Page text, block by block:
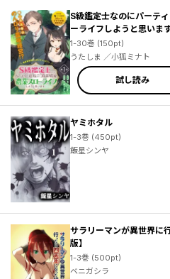
S級鑑定士なのにパーテ
ーライフしようと思いま
1-30巻 (150pt)
うたしま ／小狐ミナト
試し読み
ヤミホタル
1-3巻 (450pt)
飯星シンヤ
サラリーマンが異世界に
版】
1-3巻 (500pt)
ベニガシラ